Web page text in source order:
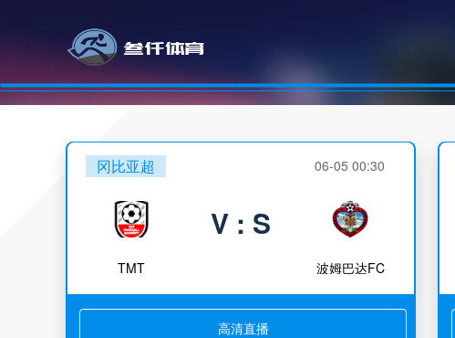
冈比亚超 06-05 00:30
TMT
V : S
波姆巴达FC
高清直播